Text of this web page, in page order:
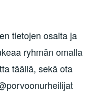
tietojen osalta ja
ryhmän omalla
täällä, sekä ota